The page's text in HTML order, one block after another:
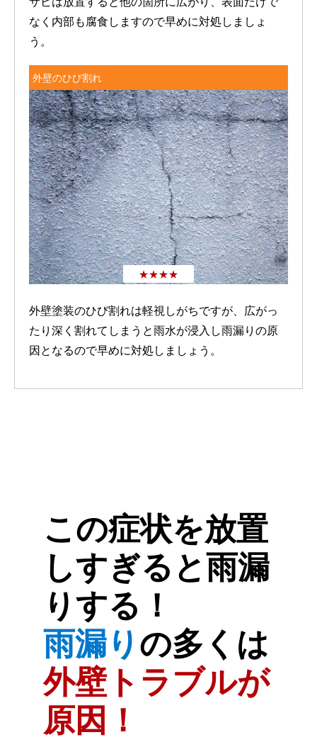
なく内部も腐食しますので早めに対処しましょ
う。
外壁のひび割れ
★★★★
外壁塗装のひび割れは軽視しがちですが、広がっ
たり深く割れてしまうと雨水が浸入し雨漏りの原
因となるので早めに対処しましょう。
この症状を放置
しすぎると雨漏
りする！
雨漏りの多くは
外壁トラブルが
原因！